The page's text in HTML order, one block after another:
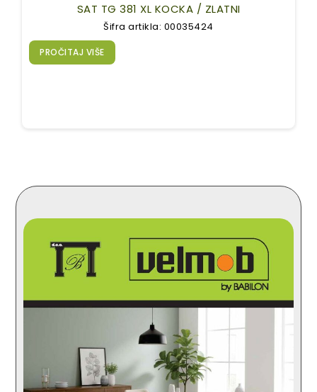
SAT TG 381 XL KOCKA / ZLATNI
Šifra artikla: 00035424
PROČITAJ VIŠE